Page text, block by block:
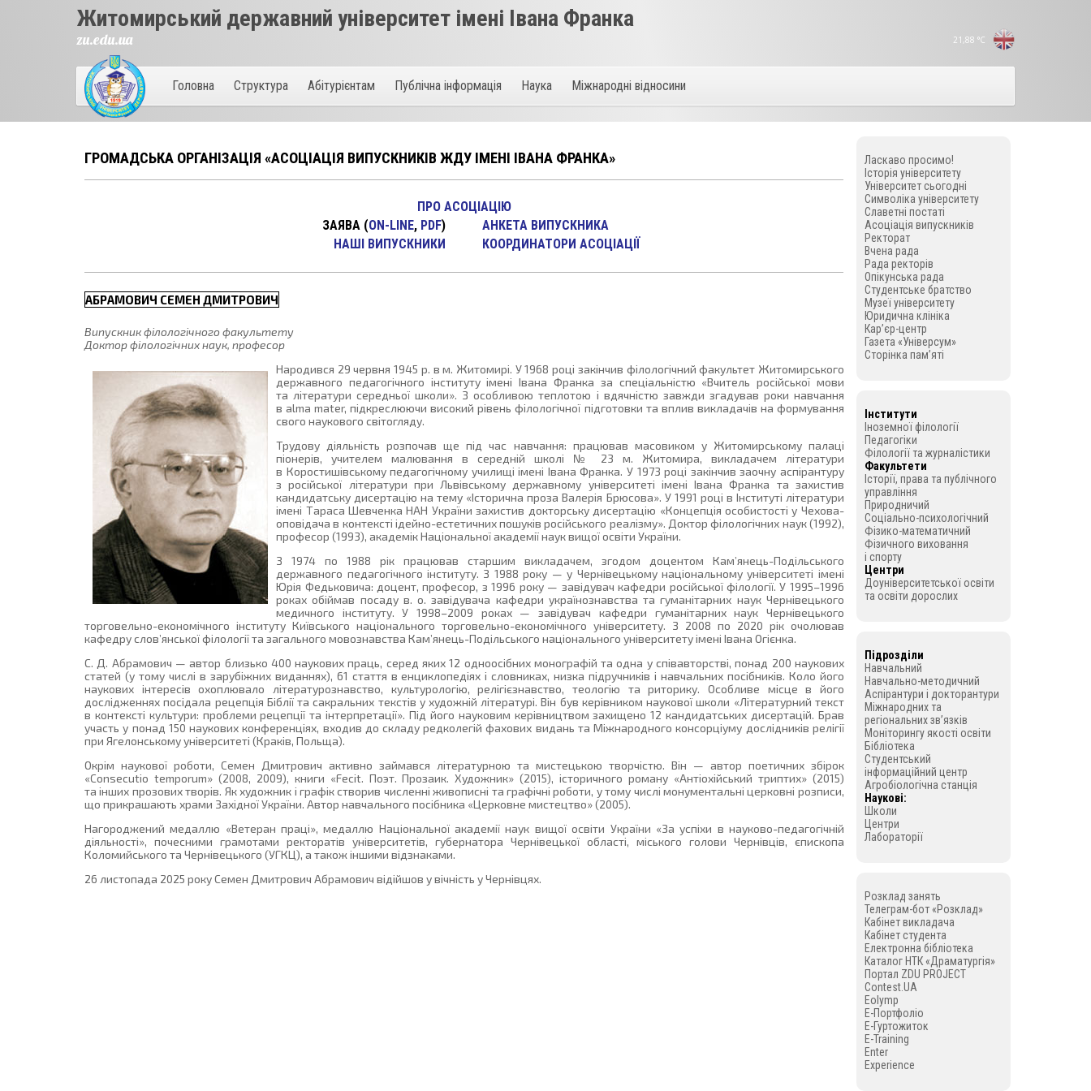
21,88 °C
Житомирський державний університет імені Івана Франка
zu.edu.ua
Головна Структура Абітурієнтам Публічна інформація Наука Міжнародні відносини
ГРОМАДСЬКА ОРГАНІЗАЦІЯ «АСОЦІАЦІЯ ВИПУСКНИКІВ ЖДУ ІМЕНІ ІВАНА ФРАНКА»
ПРО АСОЦІАЦІЮ
ЗАЯВА (ON-LINE, PDF)
АНКЕТА ВИПУСКНИКА
НАШI ВИПУСКНИКИ
КООРДИНАТОРИ АСОЦІАЦІЇ
АБРАМОВИЧ СЕМЕН ДМИТРОВИЧ
Випускник філологічного факультету
Доктор філологічних наук, професор
Народився 29 червня 1945 р. в м. Житомирі. У 1968 році закінчив філологічний факультет Житомирського
державного педагогічного інституту імені Івана Франка за спеціальністю «Вчитель російської мови
та літератури середньої школи». З особливою теплотою і вдячністю завжди згадував роки навчання
в alma mater, підкреслюючи високий рівень філологічної підготовки та вплив викладачів на формування
свого наукового світогляду.
Трудову діяльність розпочав ще під час навчання: працював масовиком у Житомирському палаці
піонерів, учителем малювання в середній школі № 23 м. Житомира, викладачем літератури
в Коростишівському педагогічному училищі імені Івана Франка. У 1973 році закінчив заочну аспірантуру
з російської літератури при Львівському державному університеті імені Івана Франка та захистив
кандидатську дисертацію на тему «Історична проза Валерія Брюсова». У 1991 році в Інституті літератури
імені Тараса Шевченка НАН України захистив докторську дисертацію «Концепція особистості у Чехова-
оповідача в контексті ідейно-естетичних пошуків російського реалізму». Доктор філологічних наук (1992),
професор (1993), академік Національної академії наук вищої освіти України.
З 1974 по 1988 рік працював старшим викладачем, згодом доцентом Кам’янець-Подільського
державного педагогічного інституту. З 1988 року — у Чернівецькому національному університеті імені
Юрія Федьковича: доцент, професор, з 1996 року — завідувач кафедри російської філології. У 1995–1996
роках обіймав посаду в. о. завідувача кафедри українознавства та гуманітарних наук Чернівецького
медичного інституту. У 1998–2009 роках — завідувач кафедри гуманітарних наук Чернівецького
торговельно-економічного інституту Київського національного торговельно-економічного університету. З 2008 по 2020 рік очолював
кафедру слов’янської філології та загального мовознавства Кам’янець-Подільського національного університету імені Івана Огієнка.
С. Д. Абрамович — автор близько 400 наукових праць, серед яких 12 одноосібних монографій та одна у співавторстві, понад 200 наукових
статей (у тому числі в зарубіжних виданнях), 61 стаття в енциклопедіях і словниках, низка підручників і навчальних посібників. Коло його
наукових інтересів охоплювало літературознавство, культурологію, релігієзнавство, теологію та риторику. Особливе місце в його
дослідженнях посідала рецепція Біблії та сакральних текстів у художній літературі. Він був керівником наукової школи «Літературний текст
в контексті культури: проблеми рецепції та інтерпретації». Під його науковим керівництвом захищено 12 кандидатських дисертацій. Брав
участь у понад 150 наукових конференціях, входив до складу редколегій фахових видань та Міжнародного консорціуму дослідників релігії
при Ягелонському університеті (Краків, Польща).
Окрім наукової роботи, Семен Дмитрович активно займався літературною та мистецькою творчістю. Він — автор поетичних збірок
«Consecutio temporum» (2008, 2009), книги «Fecit. Поэт. Прозаик. Художник» (2015), історичного роману «Антіохійський триптих» (2015)
та інших прозових творів. Як художник і графік створив численні живописні та графічні роботи, у тому числі монументальні церковні розписи,
що прикрашають храми Західної України. Автор навчального посібника «Церковне мистецтво» (2005).
Нагороджений медаллю «Ветеран праці», медаллю Національної академії наук вищої освіти України «За успіхи в науково-педагогічній
діяльності», почесними грамотами ректоратів університетів, губернатора Чернівецької області, міського голови Чернівців, єпископа
Коломийського та Чернівецького (УГКЦ), а також іншими відзнаками.
26 листопада 2025 року Семен Дмитрович Абрамович відійшов у вічність у Чернівцях.
Ласкаво просимо!
Історія університету
Університет сьогодні
Символіка університету
Славетні постаті
Асоціація випускників
Ректорат
Вчена рада
Рада ректорів
Опікунська рада
Студентське братство
Музеї університету
Юридична клініка
Кар’єр-центр
Газета «Універсум»
Сторінка пам’яті
Інститути
Іноземної філології
Педагогіки
Філології та журналістики
Факультети
Історії, права та публічного
управління
Природничий
Соціально-психологічний
Фізико-математичний
Фізичного виховання
і спорту
Центри
Доуніверситетської освіти
та освіти дорослих
Підрозділи
Навчальний
Навчально-методичний
Аспірантури і докторантури
Міжнародних та
регіональних зв’язків
Моніторингу якості освіти
Бібліотека
Студентський
інформаційний центр
Агробіологічна станція
Наукові:
Школи
Центри
Лабораторії
Розклад занять
Телеграм-бот «Розклад»
Кабінет викладача
Кабінет студента
Електронна бібліотека
Каталог НТК «Драматургія»
Портал ZDU PROJECT
Contest.UA
Eolymp
E-Портфоліо
E-Гуртожиток
E-Training
Enter
Experience